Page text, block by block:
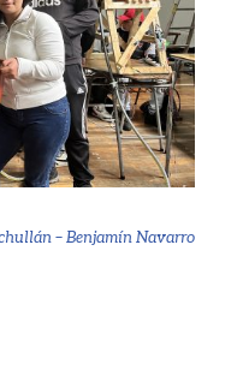
– Benjamín Navarro